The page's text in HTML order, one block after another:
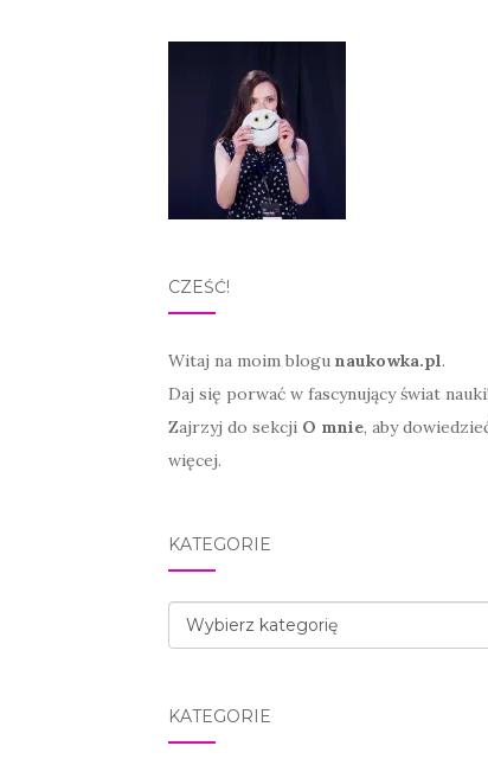
CZEŚĆ!
Witaj na moim blogu naukowka.pl.
Daj się porwać w fascynujący świat nauki!
Zajrzyj do sekcji O mnie, aby
więcej.
KATEGORIE
Kategorie
KATEGORIE